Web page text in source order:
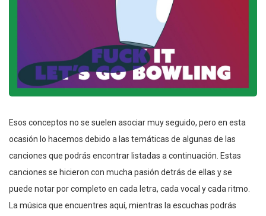
Esos conceptos no se suelen asociar muy seguido, pero en esta
ocasión lo hacemos debido a las temáticas de algunas de las
canciones que podrás encontrar listadas a continuación. Estas
canciones se hicieron con mucha pasión detrás de ellas y se
puede notar por completo en cada letra, cada vocal y cada ritmo.
La música que encuentres aquí, mientras la escuchas podrás